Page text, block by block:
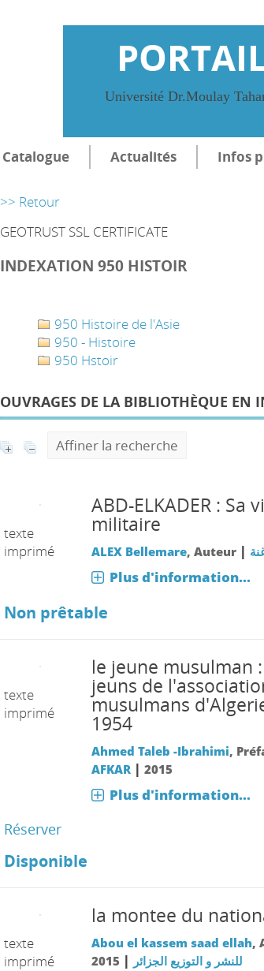
Université Dr.Moulay
Catalogue Actualités Infos
>> Retour
GEOTRUST SSL CERTIFICATE
INDEXATION 950 HISTOIR
950 Histoire de l'Asie
950 - Histoire
950 Hstoir
OUVRAGES DE LA BIBLIOTHÈQUE EN
Affiner la recherche
texte
imprimé
ABD-ELKADER : Sa
militaire
ALEX Bellemare, Auteur |
Plus d'information...
Non prêtable
texte
imprimé
le jeune musulman
jeuns de
musulmans
1954
Ahmed Taleb -Ibrahimi,
AFKAR| 2015
Plus d'information...
Réserver
Disponible
texte
imprimé
la montee du
Abou el kassem saad ellah,
للنشر و التوزيع الجزائر |
2015